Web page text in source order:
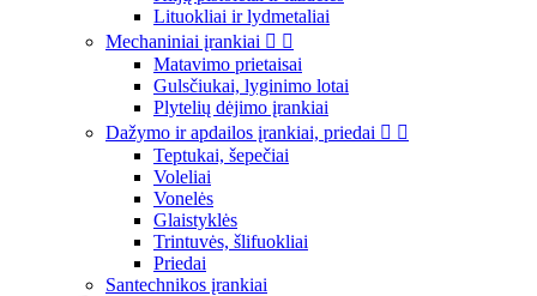
Lituokliai ir lydmetaliai
Mechaniniai įrankiai  
Matavimo prietaisai
Gulsčiukai, lyginimo lotai
Plytelių dėjimo įrankiai
Dažymo ir apdailos įrankiai, priedai  
Teptukai, šepečiai
Voleliai
Vonelės
Glaistyklės
Trintuvės, šlifuokliai
Priedai
Santechnikos įrankiai